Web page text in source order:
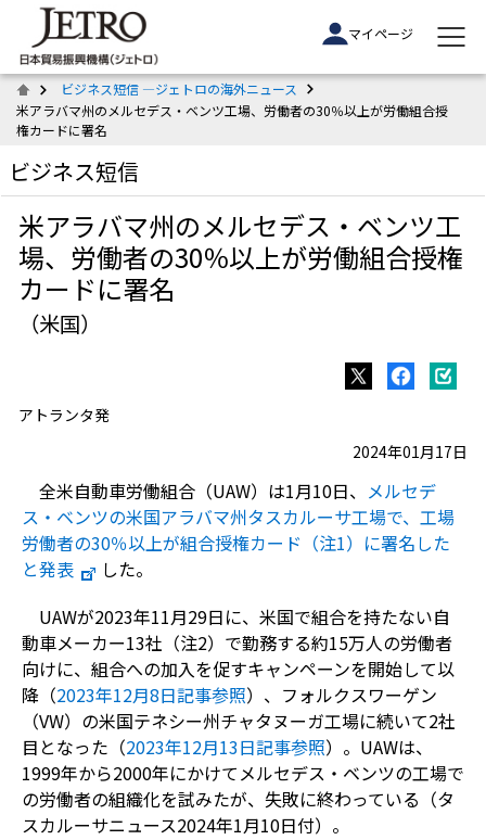
マイページ
ビジネス短信 ―ジェトロの海外ニュース
米アラバマ州のメルセデス・ベンツ工場、労働者の30％以上が労働組合授
権カードに署名
ビジネス短信
米アラバマ州のメルセデス・ベンツ工
場、労働者の30％以上が労働組合授権
カードに署名
（米国）
アトランタ発
2024年01月17日
全米自動車労働組合（UAW）は1月10日、 メルセデ
ス・ベンツの米国アラバマ州タスカルーサ工場で、工場
労働者の30％以上が組合授権カード（注1）に署名した
と発表
した。
UAWが2023年11月29日に、米国で組合を持たない自
動車メーカー13社（注2）で勤務する約15万人の労働者
向けに、組合への加入を促すキャンペーンを開始して以
降（2023年12月8日記事参照）、フォルクスワーゲン
（VW）の米国テネシー州チャタヌーガ工場に続いて2社
目となった（2023年12月13日記事参照）。UAWは、
1999年から2000年にかけてメルセデス・ベンツの工場で
の労働者の組織化を試みたが、失敗に終わっている（タ
スカルーサニュース2024年1月10日付）。